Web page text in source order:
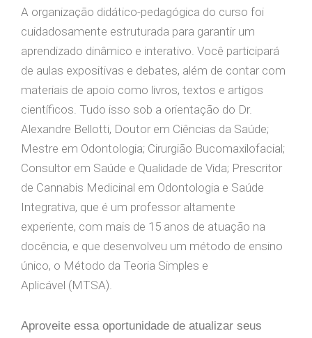
A organização didático-pedagógica do curso foi
cuidadosamente estruturada para garantir um
aprendizado dinâmico e interativo. Você participará
de aulas expositivas e debates, além de contar com
materiais de apoio como livros, textos e artigos
científicos. Tudo isso sob a orientação do Dr.
Alexandre Bellotti, Doutor em Ciências da Saúde;
Mestre em Odontologia; Cirurgião Bucomaxilofacial;
Consultor em Saúde e Qualidade de Vida; Prescritor
de Cannabis Medicinal em Odontologia e Saúde
Integrativa, que é um professor altamente
experiente, com mais de 15 anos de atuação na
docência, e que desenvolveu um método de ensino
único, o Método da Teoria Simples e
Aplicável (MTSA).
Aproveite essa oportunidade de atualizar seus